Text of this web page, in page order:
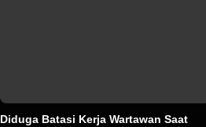
Diduga Batasi Kerja Wartawan Saat